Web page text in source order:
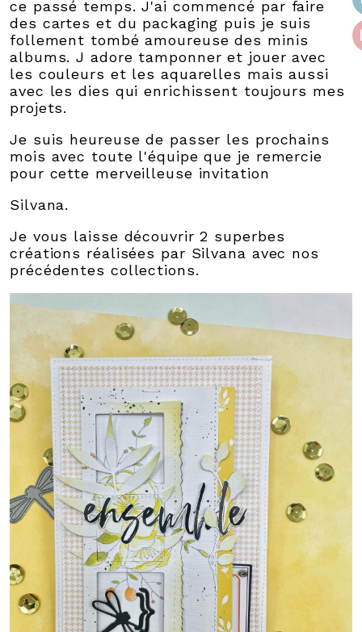
ce passé temps. J'ai commencé par faire
des cartes et du packaging puis je suis
follement tombé amoureuse des minis
albums. J adore tamponner et jouer avec
les couleurs et les aquarelles mais aussi
avec les dies qui enrichissent toujours mes
projets.
Je suis heureuse de passer les prochains
mois avec toute l'équipe que je remercie
pour cette merveilleuse invitation
Silvana.
Je vous laisse découvrir 2 superbes
créations réalisées par Silvana avec nos
précédentes collections.